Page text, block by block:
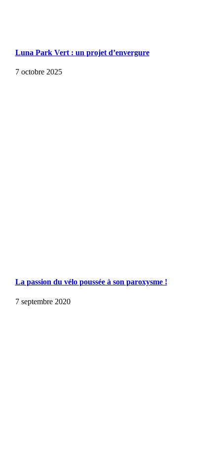
Luna Park Vert : un projet d’envergure
7 octobre 2025
La passion du vélo poussée à son paroxysme !
7 septembre 2020